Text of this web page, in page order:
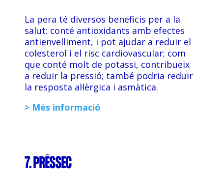
La pera té diversos beneficis per a la
salut: conté antioxidants amb efectes
antienvelliment, i pot ajudar a reduir el
colesterol i el risc cardiovascular; com
que conté molt de potassi, contribueix
a reduir la pressió; també podria reduir
la resposta al·lèrgica i asmàtica.
> Més informació
7. PRÉSSEC